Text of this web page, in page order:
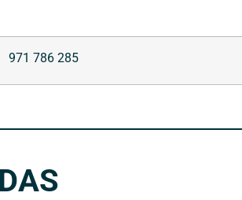
971 786 285